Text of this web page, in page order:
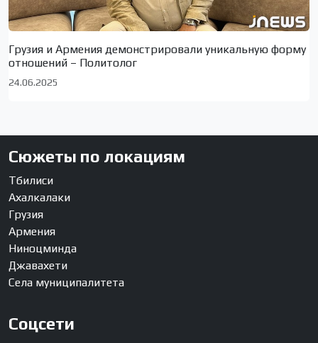
Грузия и Армения демонстрировали уникальную форму
отношений – Политолог
24.06.2025
Сюжеты по локациям
Тбилиси
Ахалкалаки
Грузия
Армения
Ниноцминда
Джавахети
Села муниципалитета
Соцсети